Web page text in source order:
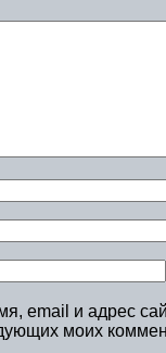
email и адрес
моих